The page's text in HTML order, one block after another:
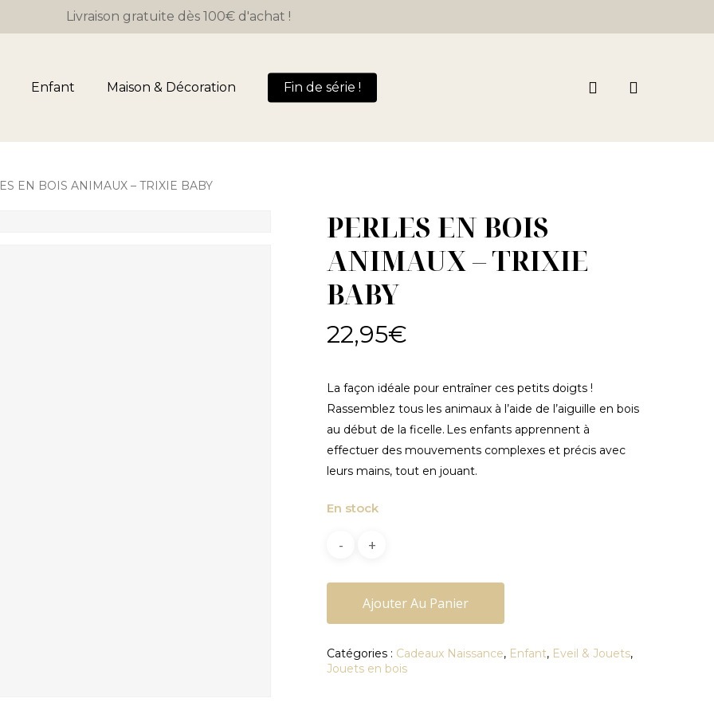
Livraison gratuite dès 100€ d'achat !
Enfant Maison & Décoration Fin de série ! search
PanierCart
EN BOIS ANIMAUX – TRIXIE BABY
PERLES EN BOIS
ANIMAUX – TRIXIE
BABY
22,95€
La façon idéale pour entraîner ces petits doigts !
Rassemblez tous les animaux à l’aide de l’aiguille en bois
au début de la ficelle. Les enfants apprennent à
effectuer des mouvements complexes et précis avec
leurs mains, tout en jouant.
En stock
Ajouter Au Panier
Catégories : Cadeaux Naissance, Enfant, Eveil & Jouets,
Jouets en bois